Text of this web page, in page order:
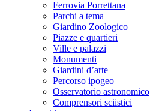
Ferrovia Porrettana
Parchi a tema
Giardino Zoologico
Piazze e quartieri
Ville e palazzi
Monumenti
Giardini d’arte
Percorso ipogeo
Osservatorio astronomico
Comprensori sciistici